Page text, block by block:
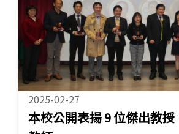
2025-02-27
本校公開表揚 9 位傑出教